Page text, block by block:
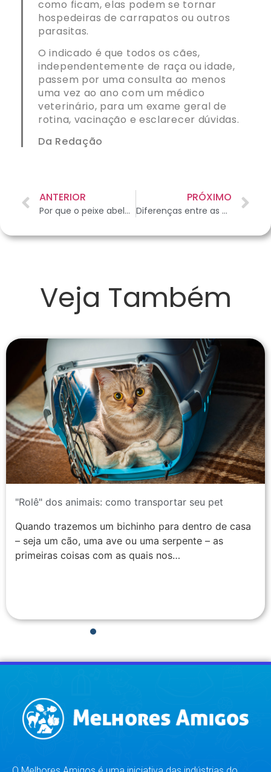
como ficam, elas podem se tornar
hospedeiras de carrapatos ou outros
parasitas.
O indicado é que todos os cães,
independentemente de raça ou idade,
passem por uma consulta ao menos
uma vez ao ano com um médico
veterinário, para um exame geral de
rotina, vacinação e esclarecer dúvidas.
Da Redação
ANTERIOR
Por que o peixe abelhinha ganhou este apelido?
PRÓXIMO
Diferenças entre as espécies legais de tartarugas domésticas
Veja Também
"Rolê" dos animais: como transportar seu pet
Quando trazemos um bichinho para dentro de casa
– seja um cão, uma ave ou uma serpente – as
primeiras coisas com as quais nos…